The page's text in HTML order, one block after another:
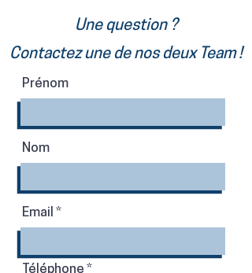
Une question ?
Contactez une de nos deux Team !
Prénom
Nom
Email
Téléphone